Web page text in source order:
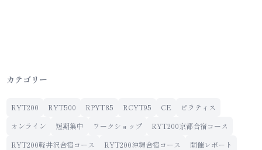
カテゴリー
RYT200 RYT500 RPYT85 RCYT95 CE
ピラティス
オンライン
短期集中 ワークショップ
RYT200京都合宿コース
RYT200軽井沢合宿コース
RYT200沖縄合宿コース
開催レポート